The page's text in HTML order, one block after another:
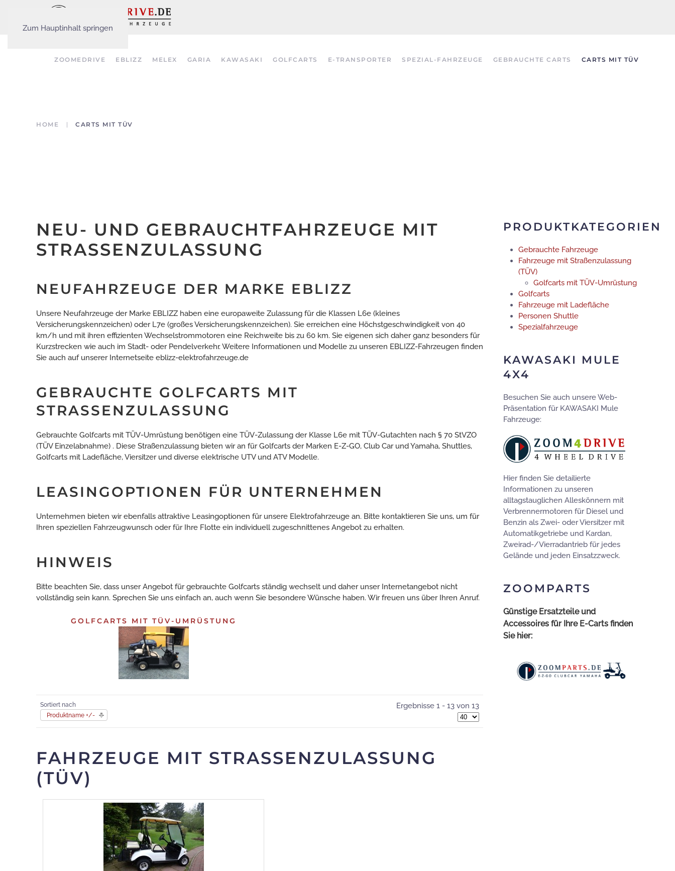
Zum Hauptinhalt springen
ZOOMEDRIVE EBLIZZ MELEX GARIA KAWASAKI GOLFCARTS E-TRANSPORTER SPEZIAL-FAHRZEUGE GEBRAUCHTE CARTS CARTS MIT TÜV
HOME CARTS MIT TÜV
NEU- UND GEBRAUCHTFAHRZEUGE MIT
STRASSENZULASSUNG
NEUFAHRZEUGE DER MARKE EBLIZZ
Unsere Neufahrzeuge der Marke EBLIZZ haben eine europaweite Zulassung für die Klassen L6e (kleines
Versicherungskennzeichen) oder L7e (großes Versicherungskennzeichen). Sie erreichen eine Höchstgeschwindigkeit von 40
km/h und mit ihren effizienten Wechselstrommotoren eine Reichweite bis zu 60 km. Sie eigenen sich daher ganz besonders für
Kurzstrecken wie auch im Stadt- oder Pendelverkehr. Weitere Informationen und Modelle zu unseren EBLIZZ-Fahrzeugen finden
Sie auch auf unserer Internetseite eblizz-elektrofahrzeuge.de
GEBRAUCHTE GOLFCARTS MIT
STRASSENZULASSUNG
Gebrauchte Golfcarts mit TÜV-Umrüstung benötigen eine TÜV-Zulassung der Klasse L6e mit TÜV-Gutachten nach § 70 StVZO
(TÜV Einzelabnahme) . Diese Straßenzulassung bieten wir an für Golfcarts der Marken E-Z-GO, Club Car und Yamaha, Shuttles,
Golfcarts mit Ladefläche, Viersitzer und diverse elektrische UTV und ATV Modelle.
LEASINGOPTIONEN FÜR UNTERNEHMEN
Unternehmen bieten wir ebenfalls attraktive Leasingoptionen für unsere Elektrofahrzeuge an. Bitte kontaktieren Sie uns, um für
Ihren speziellen Fahrzeugwunsch oder für Ihre Flotte ein individuell zugeschnittenes Angebot zu erhalten.
HINWEIS
Bitte beachten Sie, dass unser Angebot für gebrauchte Golfcarts ständig wechselt und daher unser Internetangebot nicht
vollständig sein kann. Sprechen Sie uns einfach an, auch wenn Sie besondere Wünsche haben. Wir freuen uns über Ihren Anruf.
GOLFCARTS MIT TÜV-UMRÜSTUNG
Sortiert nach
Produktname +/-
Ergebnisse 1 - 13 von 13
FAHRZEUGE MIT STRASSENZULASSUNG (
TÜV)
PRODUKTKATEGORIEN
Gebrauchte Fahrzeuge
Fahrzeuge mit Straßenzulassung
(TÜV)
Golfcarts mit TÜV-Umrüstung
Golfcarts
Fahrzeuge mit Ladefläche
Personen Shuttle
Spezialfahrzeuge
KAWASAKI MULE
4X4
Besuchen Sie auch unsere Web-
Präsentation für KAWASAKI Mule
Fahrzeuge:
Hier finden Sie detailierte
Informationen zu unseren
alltagstauglichen Alleskönnern mit
Verbrennermotoren für Diesel und
Benzin als Zwei- oder Viersitzer mit
Automatikgetriebe und Kardan,
Zweirad-/Vierradantrieb für jedes
Gelände und jeden Einsatzzweck.
ZOOMPARTS
Günstige Ersatzteile und
Accessoires für Ihre E-Carts finden
Sie hier: